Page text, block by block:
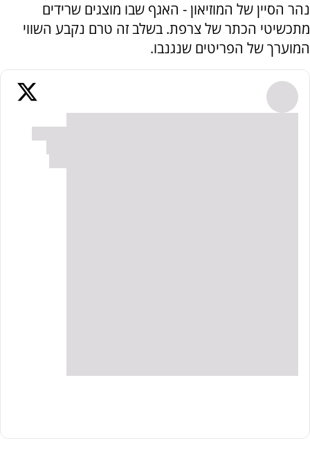
נהר הסיין של המוזיאון - האגף שבו מוצגים שרידים
מתכשיטי הכתר של צרפת. בשלב זה טרם נקבע השווי
המוערך של הפריטים שנגנבו.